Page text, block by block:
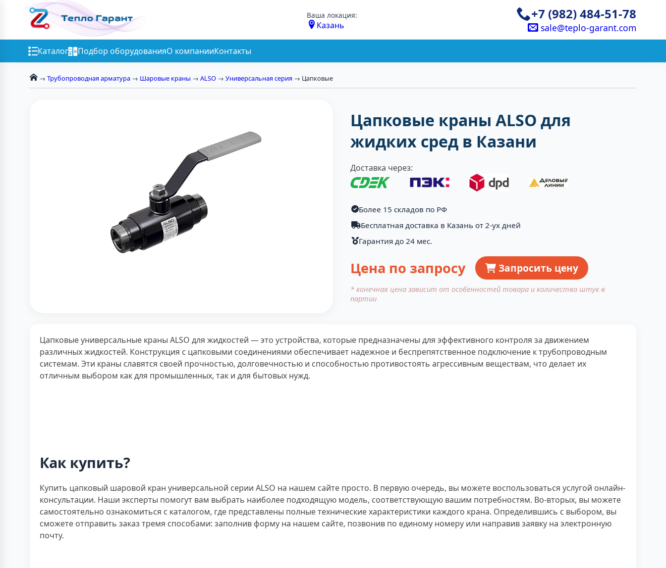
Ваша локация:
Казань
+7 (982) 484-51-78
sale@teplo-garant.com
Каталог Подбор оборудованияО компанииКонтакты
→ Трубопроводная арматура → Шаровые краны → ALSO → Универсальная серия → Цапковые
Цапковые краны ALSO для
жидких сред в Казани
Доставка через:
Более 15 складов по РФ
Бесплатная доставка в Казань от 2-ух дней
Гарантия до 24 мес.
Цена по запросу Запросить цену
* конечная цена зависит от особенностей товара и количества штук в
партии
Цапковые универсальные краны ALSO для жидкостей — это устройства, которые предназначены для эффективного контроля за движением
различных жидкостей. Конструкция с цапковыми соединениями обеспечивает надежное и беспрепятственное подключение к трубопроводным
системам. Эти краны славятся своей прочностью, долговечностью и способностью противостоять агрессивным веществам, что делает их
отличным выбором как для промышленных, так и для бытовых нужд.
Как купить?
Купить цапковый шаровой кран универсальной серии ALSO на нашем сайте просто. В первую очередь, вы можете воспользоваться услугой онлайн-
консультации. Наши эксперты помогут вам выбрать наиболее подходящую модель, соответствующую вашим потребностям. Во-вторых, вы можете
самостоятельно ознакомиться с каталогом, где представлены полные технические характеристики каждого крана. Определившись с выбором, вы
сможете отправить заказ тремя способами: заполнив форму на нашем сайте, позвонив по единому номеру или направив заявку на электронную
почту.